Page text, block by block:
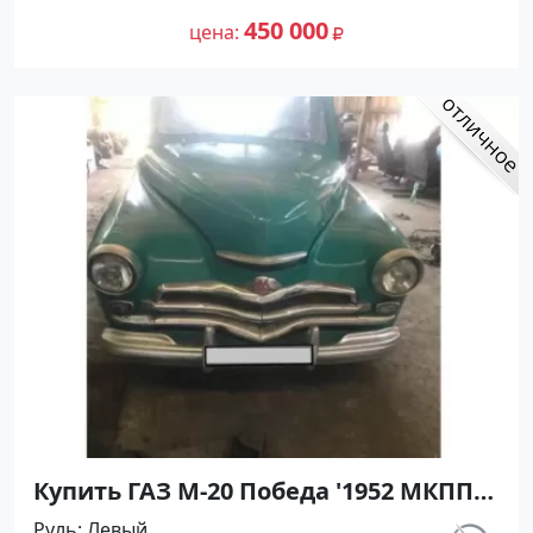
№27488 на сайте Авторынок23
цена 450 000
Купить ГАЗ М-20 Победа '1952 МКПП
(2100/52 л.с.) Бензин карбюратор